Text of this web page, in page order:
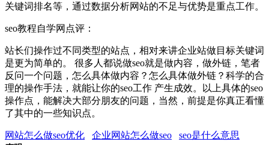
关键词排名等，通过数据分析网站的不足与优势是重点工作。
seo教程自学网点评：
站长们操作过不同类型的站点，相对来讲企业站做目标关键词
是更为简单的。 很多人都说做seo就是做内容，做外链，笔者
反问一个问题，怎么具体做内容？怎么具体做外链？科学的合
理的操作手法，就能让你的seo工作 产生成效。以上具体的seo
操作点，能解决大部分朋友的问题，当然，前提是你真正看懂
了其中的一些知识点。
网站怎么做seo优化 企业网站怎么做seo seo是什么意思